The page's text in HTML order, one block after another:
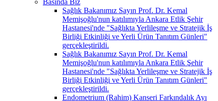
Sağlık Bakanımız Sayın Prof. Dr. Kemal
Memişoğlu'nun katılımıyla Ankara Etlik Şehir
Hastanesi'nde "Sağlıkta Yerlileşme ve Stratejik İş
Birliği Etkinliği ve Yerli Ürün Tanıtım Günleri"
gerçekleştirildi.
Sağlık Bakanımız Sayın Prof. Dr. Kemal
Memişoğlu'nun katılımıyla Ankara Etlik Şehir
Hastanesi'nde "Sağlıkta Yerlileşme ve Stratejik İş
Birliği Etkinliği ve Yerli Ürün Tanıtım Günleri"
gerçekleştirildi.
Endometrium (Rahim) Kanseri Farkındalık Ayı